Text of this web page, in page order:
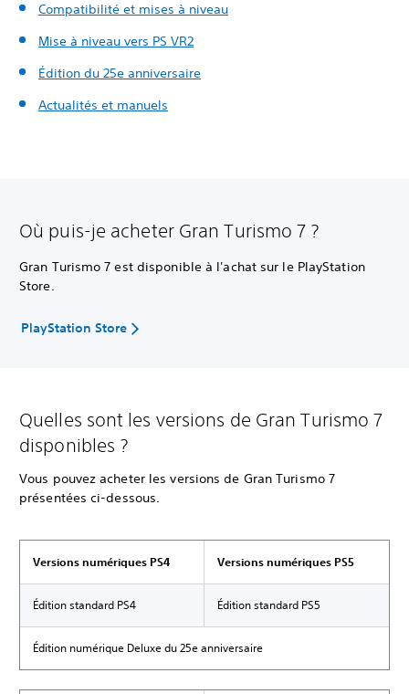
Compatibilité et mises à niveau
Mise à niveau vers PS VR2
Édition du 25e anniversaire
Actualités et manuels
Où puis-je acheter Gran Turismo 7 ?
Gran Turismo 7 est disponible à l'achat sur le PlayStation
Store.
PlayStation Store
Quelles sont les versions de Gran Turismo 7
disponibles ?
Vous pouvez acheter les versions de Gran Turismo 7
présentées ci-dessous.
Versions numériques PS4 Versions numériques PS5
Édition standard PS4 Édition standard PS5
Édition numérique Deluxe du 25e anniversaire